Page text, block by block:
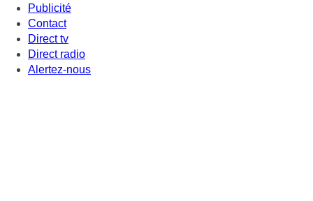
Publicité
Contact
Direct tv
Direct radio
Alertez-nous